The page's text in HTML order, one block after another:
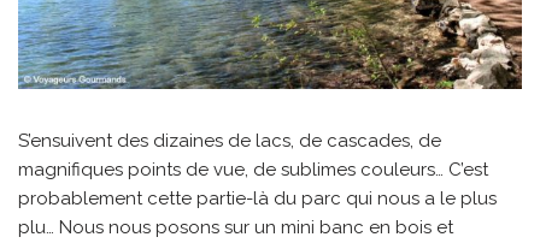
S’ensuivent des dizaines de lacs, de cascades, de
magnifiques points de vue, de sublimes couleurs… C’est
probablement cette partie-là du parc qui nous a le plus
plu… Nous nous posons sur un mini banc en bois et